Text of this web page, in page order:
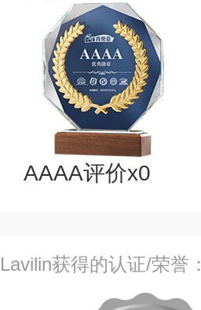
AAAA评价x0
Lavilin获得的认证/荣誉：